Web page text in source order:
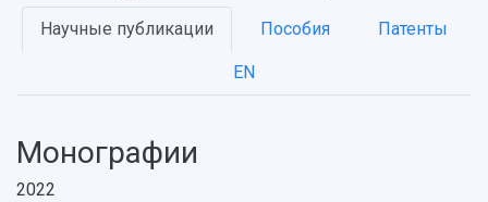
Научные публикации Пособия Патенты
EN
Монографии
2022